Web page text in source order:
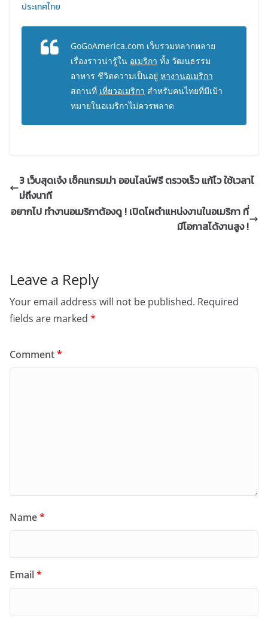
ประเทศไทย
GoGoAmerica.com เว็บรวมหลากหลาย
เรื่องราวน่ารู้ใน อเมริกา ทั้ง วัฒนธรรม
อาหาร ชีวิตความเป็นอยู่ หางานอเมริกา
สถานที่ เที่ยวอเมริกา สำหรับคนไทยที่มีเป้า
หมายในอเมริกาไม่ควรพลาด
3 เว็บสุดเจ๋ง เช็คแกรมม่า ออนไลน์ฟรี ตรวจเร็ว แก้ไว ใช้เวลาไ
ม่ถึงนาที
อยากไป ทำงานอเมริกาต้องดู ! เปิดโผตำแหน่งงานในอเมริกา ที่
มีโอกาสได้งานสูง !
Leave a Reply
Your email address will not be published. Required
fields are marked *
Comment*
Name*
Email*